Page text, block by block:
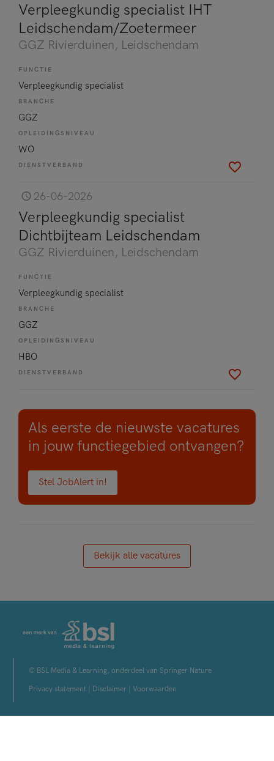
Verpleegkundig specialist IHT
Leidschendam/Zoetermeer
GGZ Rivierduinen, Leidschendam
FUNCTIE
Verpleegkundig specialist
BRANCHE
GGZ
OPLEIDINGSNIVEAU
WO
DIENSTVERBAND
26-06-2026
Verpleegkundig specialist
Dichtbijteam Leidschendam
GGZ Rivierduinen, Leidschendam
FUNCTIE
Verpleegkundig specialist
BRANCHE
GGZ
OPLEIDINGSNIVEAU
HBO
DIENSTVERBAND
Als eerste de nieuwste vacatures
in jouw functiegebied ontvangen?
Stel JobAlert in!
Bekijk alle vacatures
© BSL Media & Learning, onderdeel van Springer Nature
Privacy statement | Disclaimer | Voorwaarden